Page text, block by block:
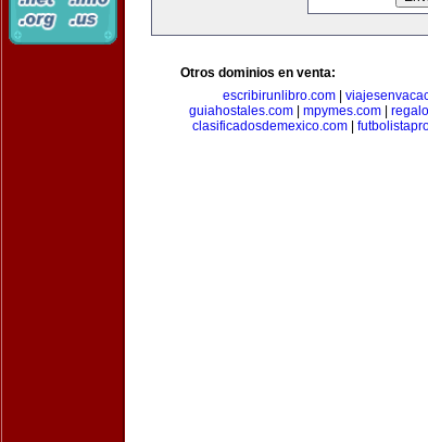
Otros dominios en venta:
escribirunlibro.com
guiahostales.com| mpymes.com|
clasificadosdemexico.com|